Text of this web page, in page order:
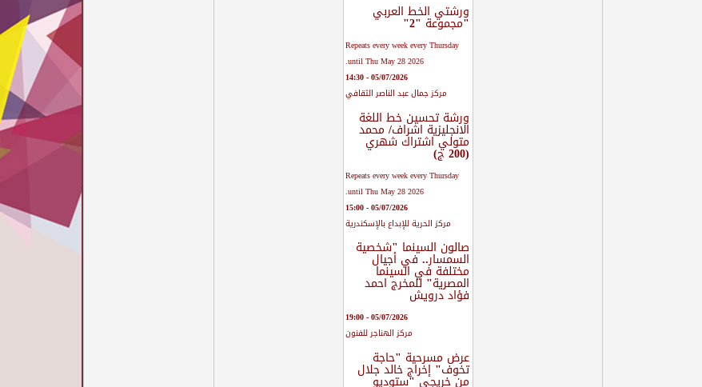
ورشتي الخط العربي
"مجموعة "2"
Repeats every week every Thursday
until Thu May 28 2026.
05/07/2026 - 14:30
مركز جمال عبد الناصر الثقافي
ورشة تحسين خط اللغة
الانجليزية اشراف/ محمد
متولي اشتراك شهري
(200 ج)
Repeats every week every Thursday
until Thu May 28 2026.
05/07/2026 - 15:00
مركز الحرية للإبداع بالإسكندرية
صالون السينما "شخصية
السمسار.. في أجيال
مختلفة في السينما
المصرية" للمخرج احمد
فؤاد درويش
05/07/2026 - 19:00
مركز الهناجر للفنون
عرض مسرحية "حاجة
تخوف" إخراج خالد جلال
من خريجي "ستوديو